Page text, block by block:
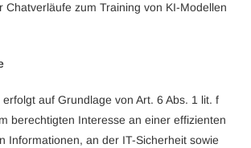
Chatverläufe zum Training von KI-Modellen
erfolgt auf Grundlage von Art. 6 Abs. 1 lit. f
berechtigten Interesse an einer effizienten
Informationen, an der IT-Sicherheit sowie